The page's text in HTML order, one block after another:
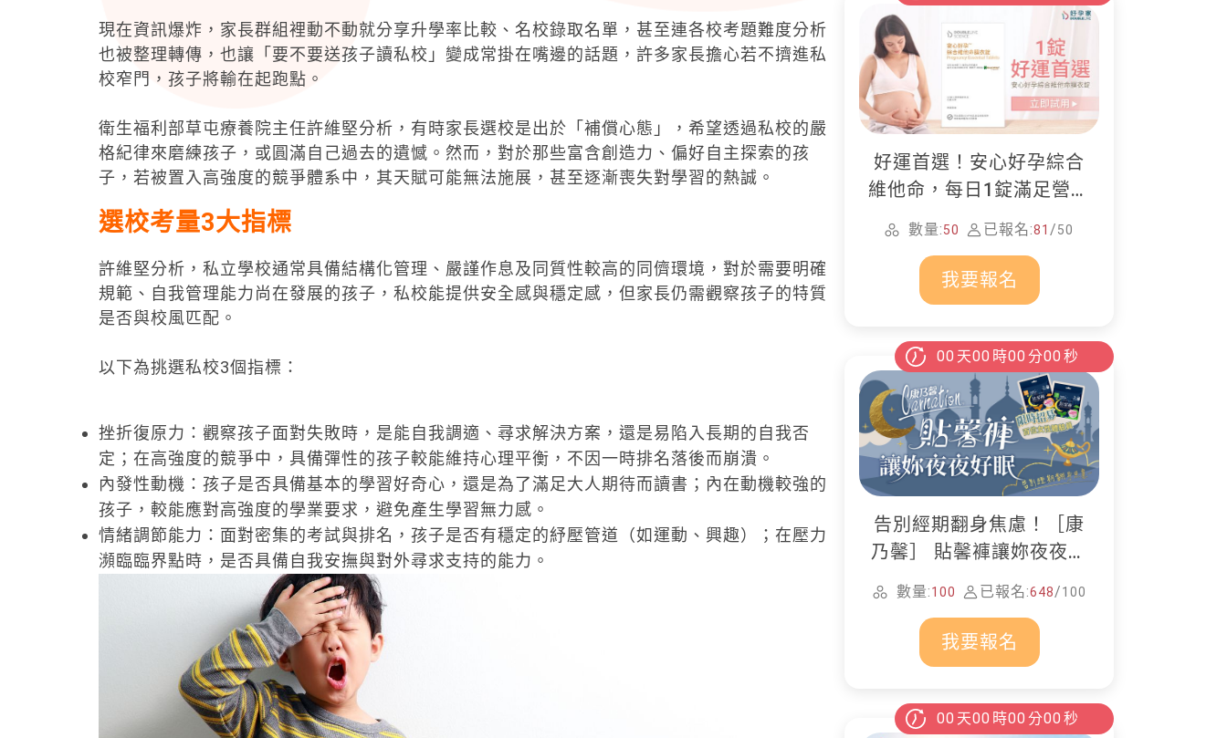
現在資訊爆炸，家長群組裡動不動就分享升學率比較、名校錄取名單，甚至連各校考題難度分析
也被整理轉傳，也讓「要不要送孩子讀私校」變成常掛在嘴邊的話題，許多家長擔心若不擠進私
校窄門，孩子將輸在起跑點。
衛生福利部草屯療養院主任許維堅分析，有時家長選校是出於「補償心態」，希望透過私校的嚴
格紀律來磨練孩子，或圓滿自己過去的遺憾。然而，對於那些富含創造力、偏好自主探索的孩
子，若被置入高強度的競爭體系中，其天賦可能無法施展，甚至逐漸喪失對學習的熱誠。
選校考量3大指標
許維堅分析，私立學校通常具備結構化管理、嚴謹作息及同質性較高的同儕環境，對於需要明確
規範、自我管理能力尚在發展的孩子，私校能提供安全感與穩定感，但家長仍需觀察孩子的特質
是否與校風匹配。
以下為挑選私校3個指標：
挫折復原力：觀察孩子面對失敗時，是能自我調適、尋求解決方案，還是易陷入長期的自我否
定；在高強度的競爭中，具備彈性的孩子較能維持心理平衡，不因一時排名落後而崩潰。
內發性動機：孩子是否具備基本的學習好奇心，還是為了滿足大人期待而讀書；內在動機較強的
孩子，較能應對高強度的學業要求，避免產生學習無力感。
情緒調節能力：面對密集的考試與排名，孩子是否有穩定的紓壓管道（如運動、興趣）；在壓力
瀕臨臨界點時，是否具備自我安撫與對外尋求支持的能力。
好運首選！安心好孕綜合
維他命，每日1錠滿足營養
所需
數量:50 已報名:81 /50
我要報名
00 天00 時00 分00 秒
告別經期翻身焦慮！［康
乃馨］ 貼馨褲讓妳夜夜好
數量:100 已報名:648/100
我要報名
00 天00 時00 分00 秒